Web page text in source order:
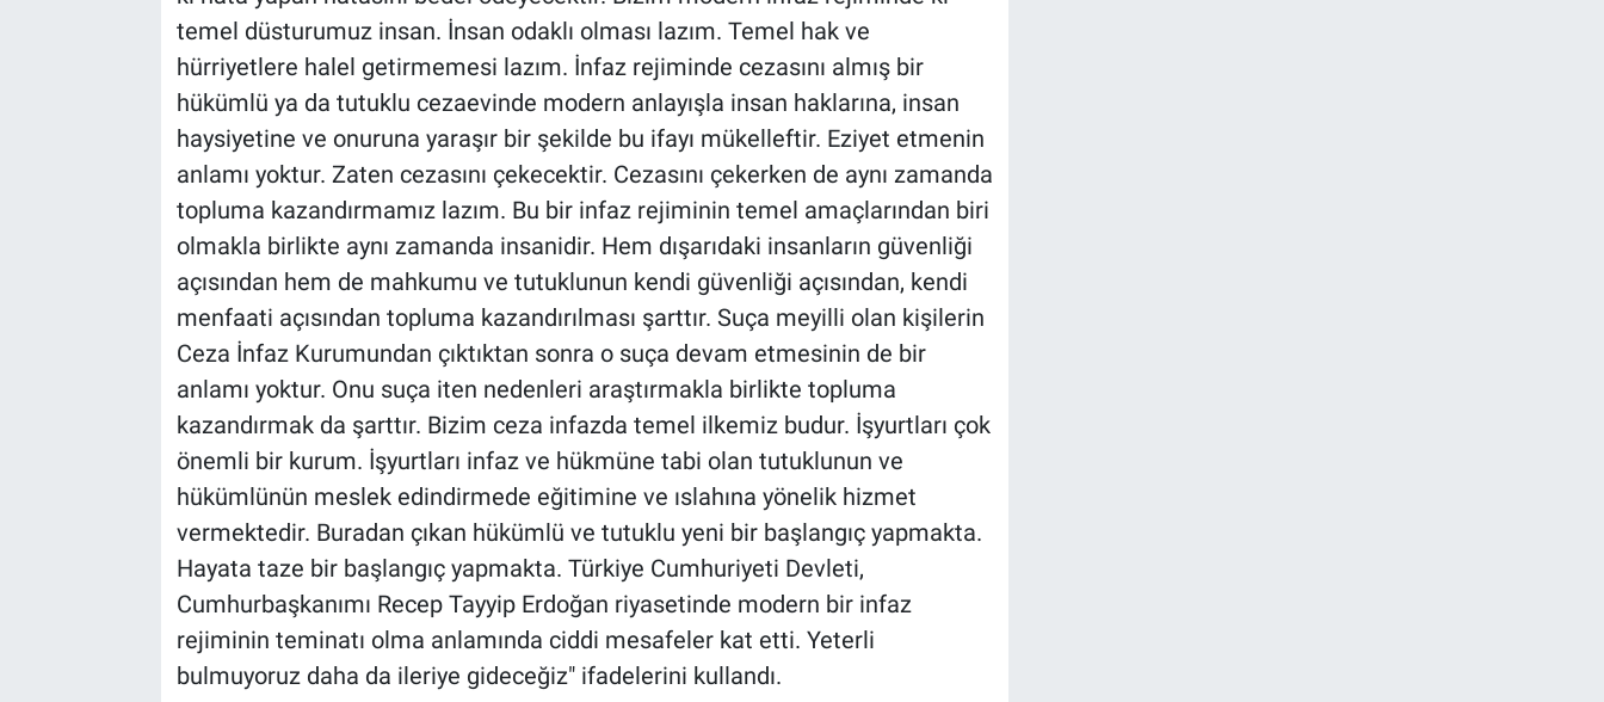
temel düsturumuz insan. İnsan odaklı olması lazım. Temel hak ve
hürriyetlere halel getirmemesi lazım. İnfaz rejiminde cezasını almış bir
hükümlü ya da tutuklu cezaevinde modern anlayışla insan haklarına, insan
haysiyetine ve onuruna yaraşır bir şekilde bu ifayı mükelleftir. Eziyet etmenin
anlamı yoktur. Zaten cezasını çekecektir. Cezasını çekerken de aynı zamanda
topluma kazandırmamız lazım. Bu bir infaz rejiminin temel amaçlarından biri
olmakla birlikte aynı zamanda insanidir. Hem dışarıdaki insanların güvenliği
açısından hem de mahkumu ve tutuklunun kendi güvenliği açısından, kendi
menfaati açısından topluma kazandırılması şarttır. Suça meyilli olan kişilerin
Ceza İnfaz Kurumundan çıktıktan sonra o suça devam etmesinin de bir
anlamı yoktur. Onu suça iten nedenleri araştırmakla birlikte topluma
kazandırmak da şarttır. Bizim ceza infazda temel ilkemiz budur. İşyurtları çok
önemli bir kurum. İşyurtları infaz ve hükmüne tabi olan tutuklunun ve
hükümlünün meslek edindirmede eğitimine ve ıslahına yönelik hizmet
vermektedir. Buradan çıkan hükümlü ve tutuklu yeni bir başlangıç yapmakta.
Hayata taze bir başlangıç yapmakta. Türkiye Cumhuriyeti Devleti,
Cumhurbaşkanımı Recep Tayyip Erdoğan riyasetinde modern bir infaz
rejiminin teminatı olma anlamında ciddi mesafeler kat etti. Yeterli
bulmuyoruz daha da ileriye gideceğiz" ifadelerini kullandı.